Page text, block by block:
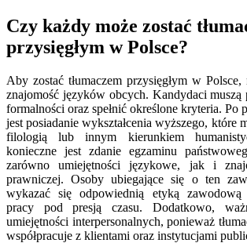
Czy każdy może zostać
przysięgłym w Polsce?
Aby zostać tłumaczem przysięgłym w
znajomość języków obcych. Kandydaci muszą
formalności oraz spełnić określone kryteria. Po
jest posiadanie wykształcenia wyższego, które
filologią lub innym kierunkiem
konieczne jest zdanie egzaminu
zarówno umiejętności językowe, jak i
prawniczej. Osoby ubiegające się o ten
wykazać się odpowiednią etyką zawodową
pracy pod presją czasu. Dodatkowo,
umiejętności interpersonalnych, ponieważ
współpracuje z klientami oraz instytucjami